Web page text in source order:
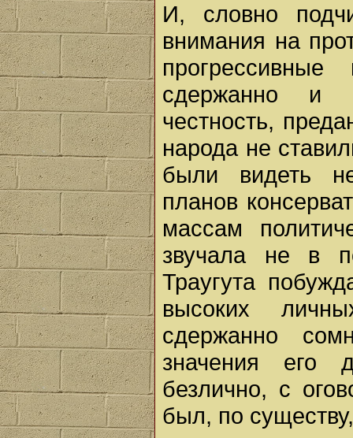
И, словно
внимания на
сдержанно и
честность,
народа не
были видеть
планов
массам
звучала не в
Траугута
высоких
сдержанно
значения его
безлично, с
был, по